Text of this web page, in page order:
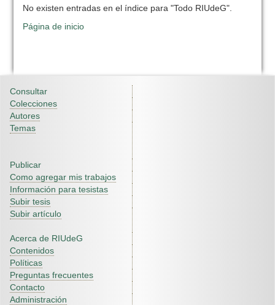
No existen entradas en el índice para "Todo RIUdeG".
Página de inicio
Consultar
Colecciones
Autores
Temas
Publicar
Como agregar mis trabajos
Información para tesistas
Subir tesis
Subir artículo
Acerca de RIUdeG
Contenidos
Políticas
Preguntas frecuentes
Contacto
Administración